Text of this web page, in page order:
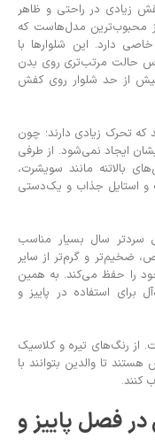
زیادی در راحتی و ظاهر
محبوب‌ترین مدل‌هاست که
دارد. این شلوارها با
حالت مرتب‌تری روی بدن
از حد شلوار روی کفش
که تحرک زیادی دارند؛ چون
ایجاد نمی‌شود. از طرفی
بالاتنه مانند سویشرت،
و استایل جذاب و یک‌دستی
سال بسیار مناسب
ضخیم‌تر و گرم‌تر از سایر
را حفظ می‌کند. به همین
برای استفاده در پاییز و
از رنگ‌های تیره و کلاسیک
تا والدین بتوانند با
کنند.
در فصل پاییز و